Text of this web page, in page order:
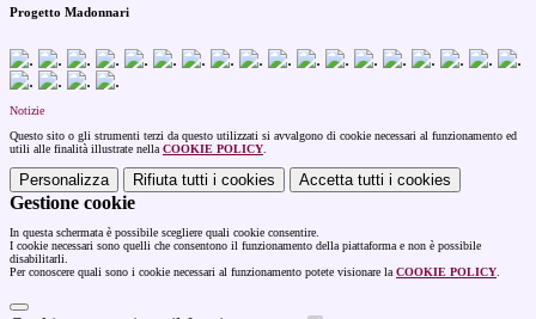
Progetto Madonnari
Notizie
Questo sito o gli strumenti terzi da questo utilizzati si avvalgono di cookie necessari al funzionamento ed
utili alle finalità illustrate nella COOKIE POLICY
Personalizza Rifiuta tutti i cookies Accetta tutti i cookies
Gestione cookie
In questa schermata è possibile scegliere quali cookie consentire.
I cookie necessari sono quelli che consentono il funzionamento della piattaforma e non è possibile
disabilitarli.
Per conoscere quali sono i cookie necessari al funzionamento potete visionare la COOKIE POLICY